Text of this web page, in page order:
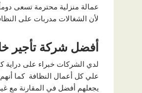
عمالة منزلية محترمة تسعى
لأن الشغالات مدربات على
أفضل شركة تأجير
لدي الشركات خبراء على دراية
علي كل أعمال النظافة كما
يجعلهم أفضل في المقارنة مع